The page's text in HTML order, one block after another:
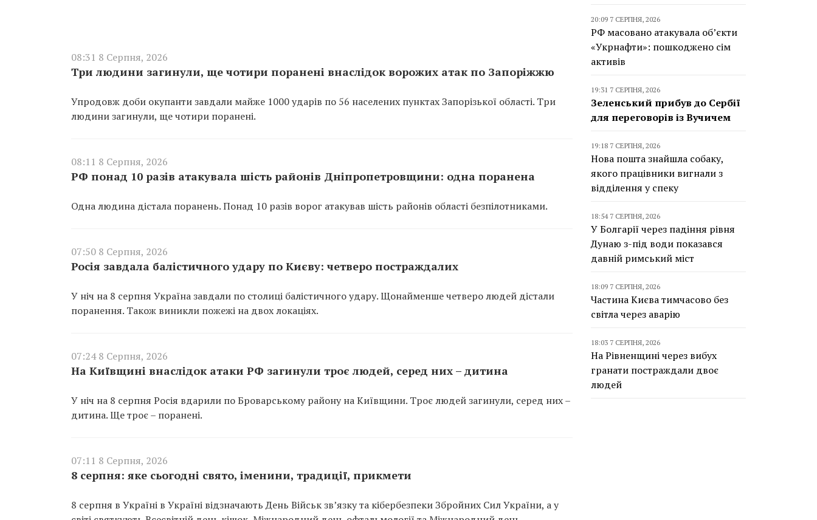
08:31 8 Серпня, 2026
Три людини загинули, ще чотири поранені внаслідок ворожих атак по Запоріжжю
Упродовж доби окупанти завдали майже 1000 ударів по 56 населених пунктах Запорізької області. Три
людини загинули, ще чотири поранені.
08:11 8 Серпня, 2026
РФ понад 10 разів атакувала шість районів Дніпропетровщини: одна поранена
Одна людина дістала поранень. Понад 10 разів ворог атакував шість районів області безпілотниками.
07:50 8 Серпня, 2026
Росія завдала балістичного удару по Києву: четверо постраждалих
У ніч на 8 серпня Україна завдали по столиці балістичного удару. Щонайменше четверо людей дістали
поранення. Також виникли пожежі на двох локаціях.
07:24 8 Серпня, 2026
На Київщині внаслідок атаки РФ загинули троє людей, серед них – дитина
У ніч на 8 серпня Росія вдарили по Броварському району на Київщини. Троє людей загинули, серед них –
дитина. Ще троє – поранені.
07:11 8 Серпня, 2026
8 серпня: яке сьогодні свято, іменини, традиції, прикмети
8 серпня в Україні в Україні відзначають День Військ зв’язку та кібербезпеки Збройних Сил України, а у
20:09 7 СЕРПНЯ, 2026
РФ масовано атакувала об’єкти
«Укрнафти»: пошкоджено сім
активів
19:31 7 СЕРПНЯ, 2026
Зеленський прибув до Сербії
для переговорів із Вучичем
19:18 7 СЕРПНЯ, 2026
Нова пошта знайшла собаку,
якого працівники вигнали з
відділення у спеку
18:54 7 СЕРПНЯ, 2026
У Болгарії через падіння рівня
Дунаю з-під води показався
давній римський міст
18:09 7 СЕРПНЯ, 2026
Частина Києва тимчасово без
світла через аварію
18:03 7 СЕРПНЯ, 2026
На Рівненщині через вибух
гранати постраждали двоє
людей